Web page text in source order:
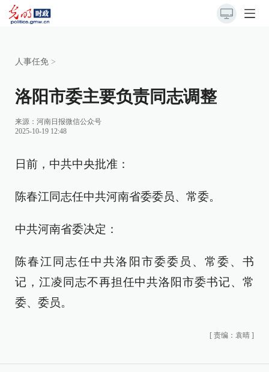
人事任免 >
洛阳市委主要负责同志调整
来源： 河南日报微信公众号
2025-10-19 12:48
日前，中共中央批准：
陈春江同志任中共河南省委委员、常委。
中共河南省委决定：
陈春江同志任中共洛阳市委委员、常委、书
记，江凌同志不再担任中共洛阳市委书记、常
委、委员。
[ 责编：袁晴 ]